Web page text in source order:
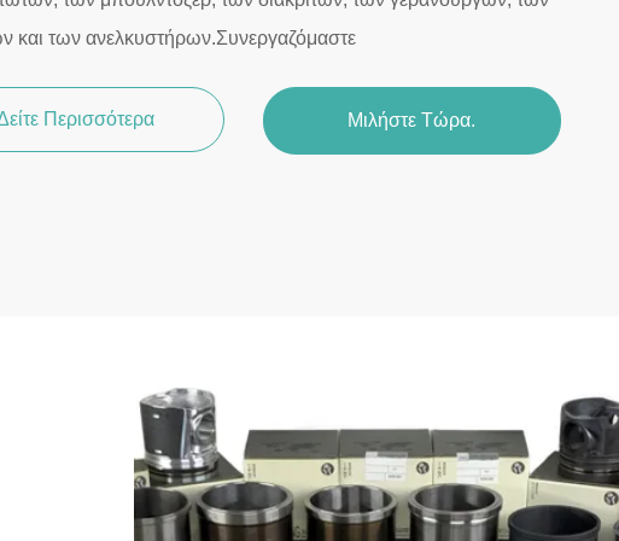
και των ανελκυστήρων.Συνεργαζόμαστε
Περισσότερα Μιλήστε Τώρα.